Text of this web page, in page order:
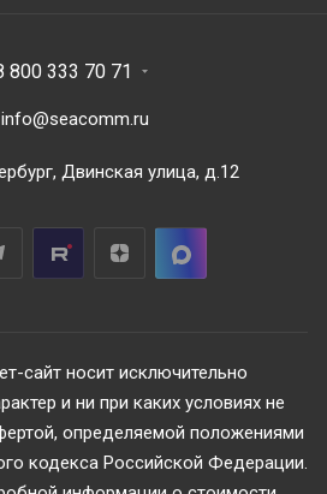
800 333 70 71
info@seacomm.ru
Двинская улица, д.12
сайт носит исключительно
и ни при каких условиях не
определяемой положениями
кодекса Российской Федерации.